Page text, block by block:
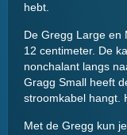
hebt.
De Gregg Large en
12 centimeter. De
nonchalant langs
Gragg Small heeft
stroomkabel hangt.
Met de Gregg kun